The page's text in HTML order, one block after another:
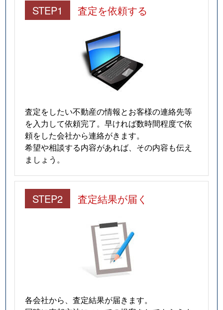
STEP1 査定を依頼する
査定をしたい不動産の情報とお客様の連絡先等
を入力して依頼完了。早ければ数時間程度で依
頼をした会社から連絡がきます。
希望や相談する内容があれば、その内容も伝え
ましょう。
STEP2 査定結果が届く
各会社から、査定結果が届きます。